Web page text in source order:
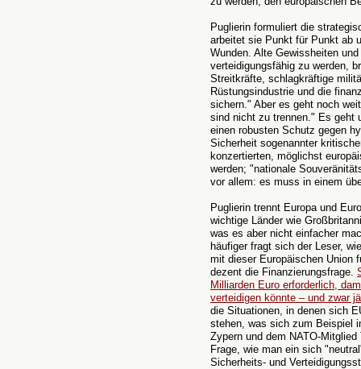
Puglierin formuliert die
arbeitet sie Punkt für Punkt ab
Wunden. Alte Gewissheiten
verteidigungsfähig zu werden,
Streitkräfte, schlagkräftige
Rüstungsindustrie und die
sichern." Aber es geht noch
sind nicht zu trennen." Es geht
einen robusten Schutz gegen
Sicherheit sogenannter
konzertierten, möglichst
werden; "nationale
vor allem: es muss in einem
Puglierin trennt Europa und
wichtige Länder wie
was es aber nicht einfacher
häufiger fragt sich der Leser,
mit dieser Europäischen Union
dezent die Finanzierungsfrage.
Milliarden Euro erforderlich,
verteidigen könnte – und zwar
die Situationen, in denen sich
stehen, was sich zum Beispiel
Zypern und dem NATO-
Frage, wie man ein sich
Sicherheits- und